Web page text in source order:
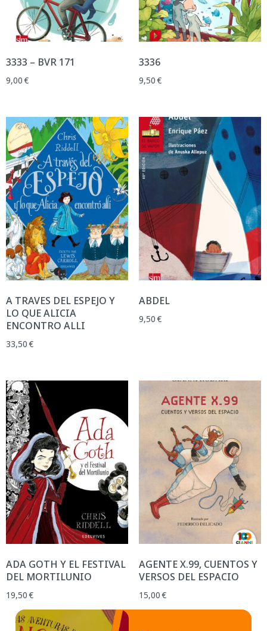
3333 – BVR 171
9,00€
3336
9,50€
A TRAVES DEL ESPEJO Y
LO QUE ALICIA
ENCONTRO ALLI
33,50€
ABDEL
9,50€
ADA GOTH Y EL FESTIVAL
DEL MORTILUNIO
19,50€
AGENTE X.99, CUENTOS Y
VERSOS DEL ESPACIO
15,00€